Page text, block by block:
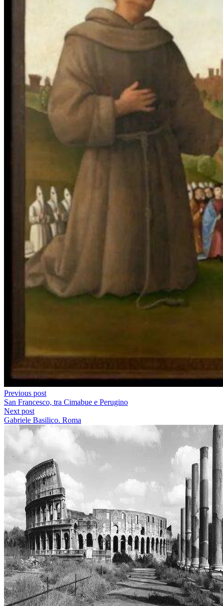
Previous post
San Francesco, tra Cimabue e Perugino
Next post
Gabriele Basilico. Roma